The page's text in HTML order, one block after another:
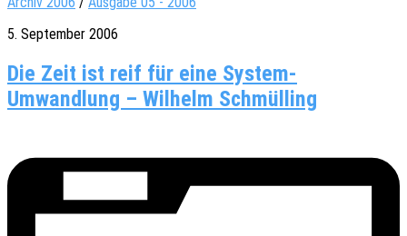
5. September 2006
Die Zeit ist reif für eine System-
Umwandlung – Wilhelm Schmülling